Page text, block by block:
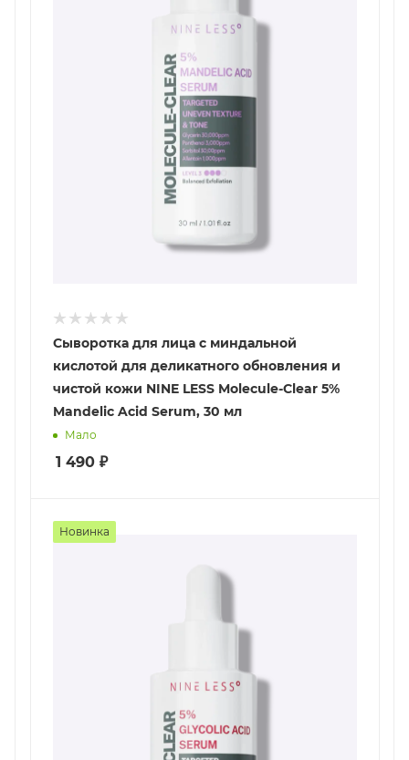
Сыворотка для лица с миндальной
кислотой для деликатного обновления и
чистой кожи NINE LESS Molecule-Clear 5%
Mandelic Acid Serum, 30 мл
Мало
1 490 ₽
Новинка